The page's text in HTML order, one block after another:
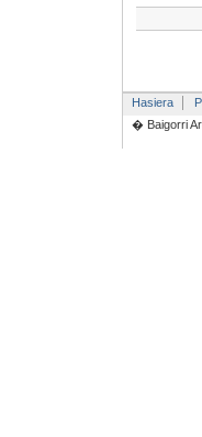
Hasiera
� Baigorri